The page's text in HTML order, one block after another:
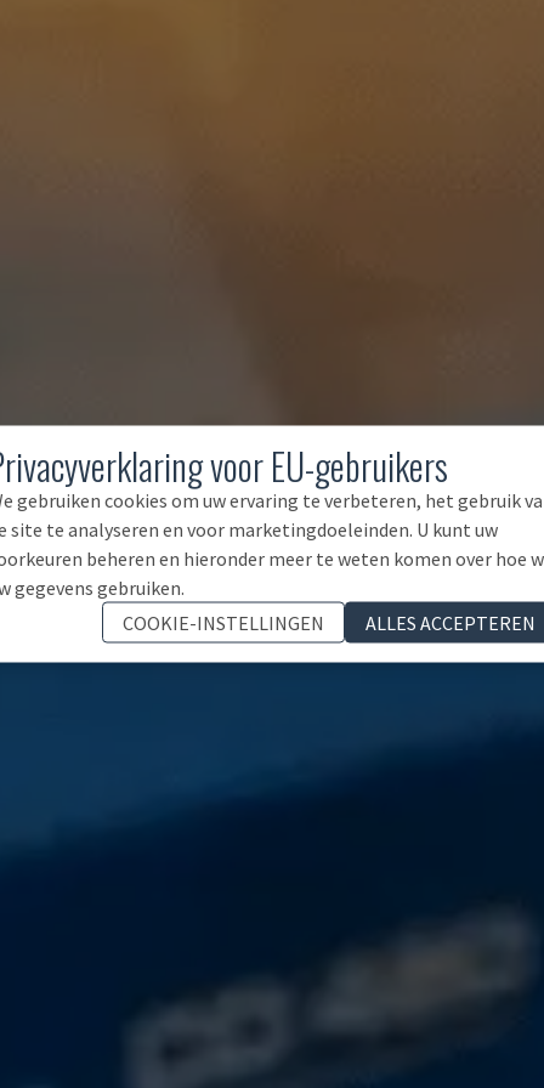
voor EU-gebruikers
gebruiken cookies om uw ervaring te verbeteren, het gebruik
site te analyseren en voor marketingdoeleinden. U kunt uw
beheren en hieronder meer te weten komen over hoe
gegevens gebruiken.
COOKIE-INSTELLINGEN
ALLES ACCEPTEREN